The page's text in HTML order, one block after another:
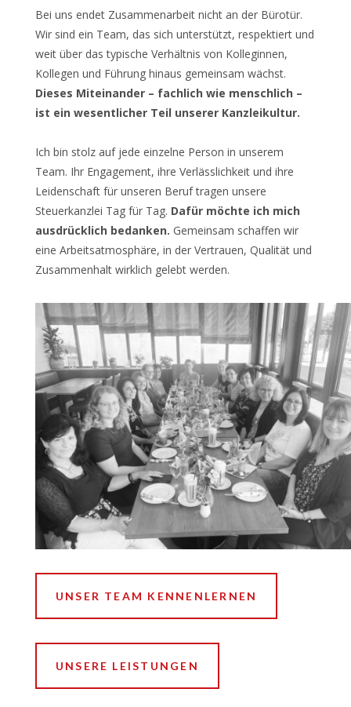
Bei uns endet Zusammenarbeit nicht an der Bürotür.
Wir sind ein Team, das sich unterstützt, respektiert und
weit über das typische Verhältnis von Kolleginnen,
Kollegen und Führung hinaus gemeinsam wächst.
Dieses Miteinander – fachlich wie menschlich –
ist ein wesentlicher Teil unserer Kanzleikultur.
Ich bin stolz auf jede einzelne Person in unserem
Team. Ihr Engagement, ihre Verlässlichkeit und ihre
Leidenschaft für unseren Beruf tragen unsere
Steuerkanzlei Tag für Tag. Dafür möchte ich mich
ausdrücklich bedanken. Gemeinsam schaffen wir
eine Arbeitsatmosphäre, in der Vertrauen, Qualität und
Zusammenhalt wirklich gelebt werden.
UNSER TEAM KENNENLERNEN
UNSERE LEISTUNGEN